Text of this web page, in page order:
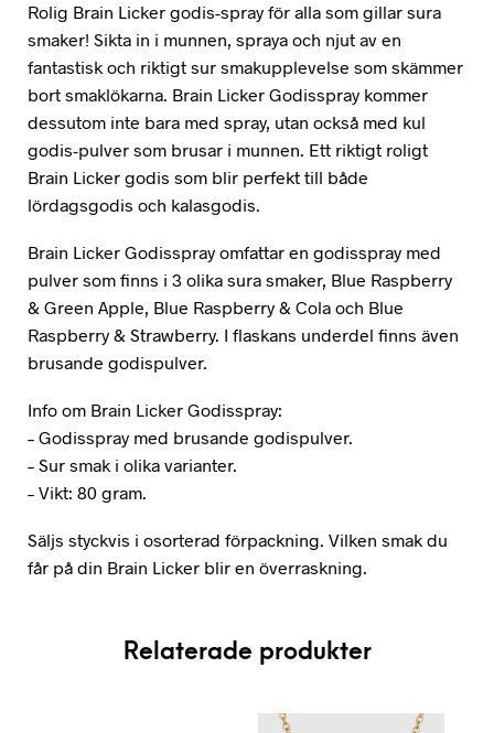
Rolig Brain Licker godis-spray för alla som gillar sura
smaker! Sikta in i munnen, spraya och njut av en
fantastisk och riktigt sur smakupplevelse som skämmer
bort smaklökarna. Brain Licker Godisspray kommer
dessutom inte bara med spray, utan också med kul
godis-pulver som brusar i munnen. Ett riktigt roligt
Brain Licker godis som blir perfekt till både
lördagsgodis och kalasgodis.
Brain Licker Godisspray omfattar en godisspray med
pulver som finns i 3 olika sura smaker, Blue Raspberry
& Green Apple, Blue Raspberry & Cola och Blue
Raspberry & Strawberry. I flaskans underdel finns även
brusande godispulver.
Info om Brain Licker Godisspray:
– Godisspray med brusande godispulver.
– Sur smak i olika varianter.
– Vikt: 80 gram.
Säljs styckvis i osorterad förpackning. Vilken smak du
får på din Brain Licker blir en överraskning.
Relaterade produkter